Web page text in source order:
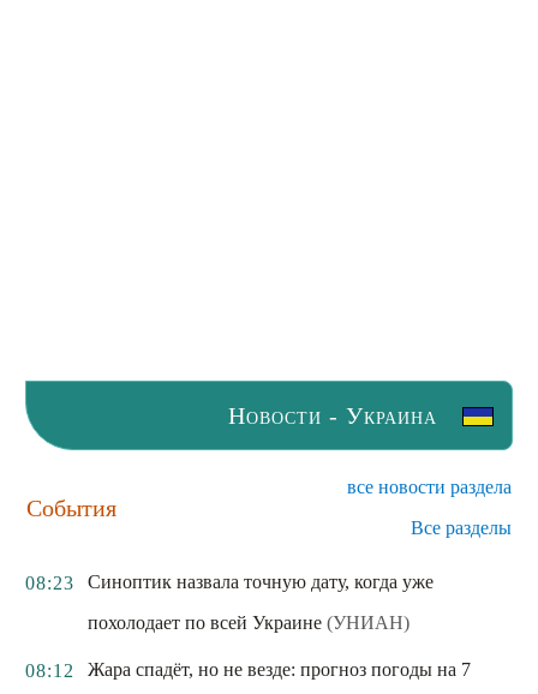
Новости - Украина
События
все новости раздела
Все разделы
08:23
Синоптик назвала точную дату, когда уже
похолодает по всей Украине (УНИАН)
08:12
Жара спадёт, но не везде: прогноз погоды на 7